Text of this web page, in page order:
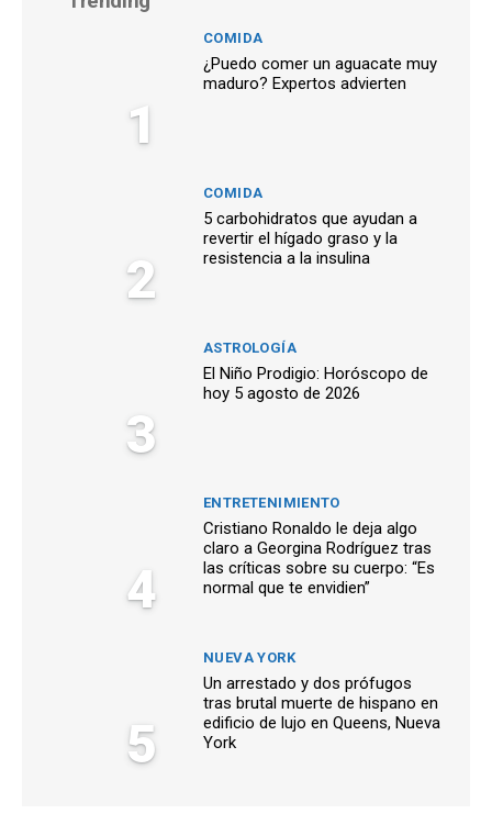
1
COMIDA
¿Puedo comer un aguacate muy
maduro? Expertos advierten
2
COMIDA
5 carbohidratos que ayudan a
revertir el hígado graso y la
resistencia a la insulina
3
ASTROLOGÍA
El Niño Prodigio: Horóscopo de
hoy 5 agosto de 2026
4
ENTRETENIMIENTO
Cristiano Ronaldo le deja algo
claro a Georgina Rodríguez tras
las críticas sobre su cuerpo: “Es
normal que te envidien”
5
NUEVA YORK
Un arrestado y dos prófugos
tras brutal muerte de hispano en
edificio de lujo en Queens, Nueva
York